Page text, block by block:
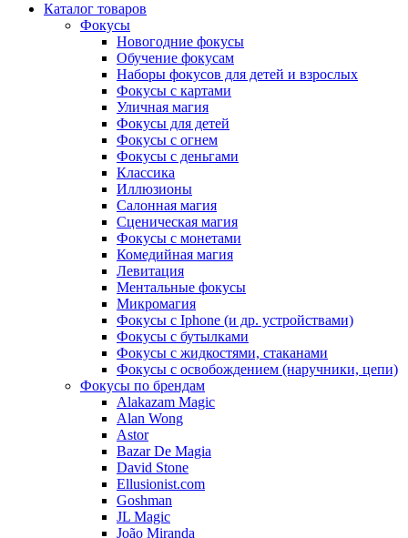
Каталог товаров
Фокусы
Новогодние фокусы
Обучение фокусам
Наборы фокусов для детей и взрослых
Фокусы с картами
Уличная магия
Фокусы для детей
Фокусы с огнем
Фокусы с деньгами
Классика
Иллюзионы
Салонная магия
Сценическая магия
Фокусы с монетами
Комедийная магия
Левитация
Ментальные фокусы
Микромагия
Фокусы с Iphone (и др. устройствами)
Фокусы с бутылками
Фокусы с жидкостями, стаканами
Фокусы с освобождением (наручники, цепи)
Фокусы по брендам
Alakazam Magic
Alan Wong
Astor
Bazar De Magia
David Stone
Ellusionist.com
Goshman
JL Magic
João Miranda